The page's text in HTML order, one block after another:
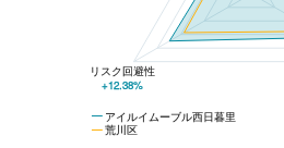
アイルイムーブル西日暮里
荒川区
リスク回避性
+12.38%